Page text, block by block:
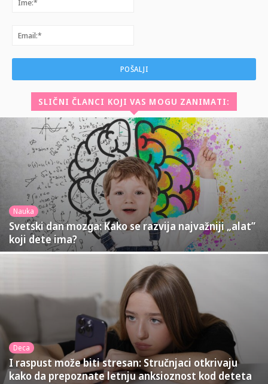
SLIČNI ČLANCI KOJI VAS MOGU ZANIMATI:
Nauka
Svetski dan mozga: Kako se razvija najvažniji „alat”
koji dete ima?
Deca
I raspust može biti stresan: Stručnjaci otkrivaju
kako da prepoznate letnju anksioznost kod deteta